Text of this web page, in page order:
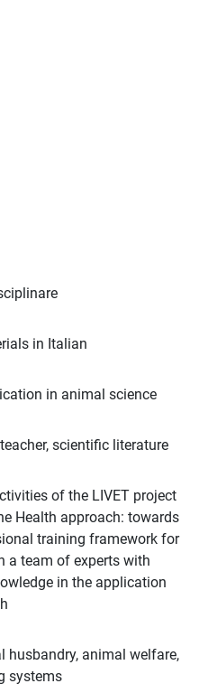
in Italian
in animal science
scientific literature
of the LIVET project
Health approach: towards
training framework for
a team of experts with
in the application
husbandry, animal welfare,
systems